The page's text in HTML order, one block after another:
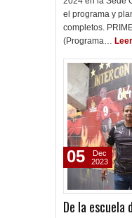
el programa y
completos.
(Programa…
De la escuela
05
Dec
2023